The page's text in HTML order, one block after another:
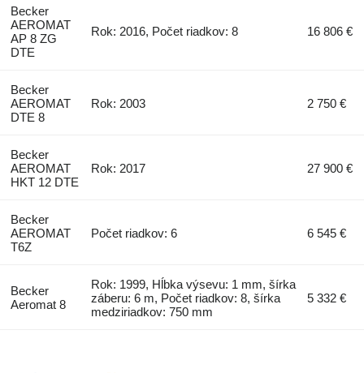
Becker
AEROMAT
AP 8 ZG
DTE
Rok: 2016, Počet riadkov: 8 16 806 €
Becker
AEROMAT
DTE 8
Rok: 2003 2 750 €
Becker
AEROMAT
HKT 12 DTE
Rok: 2017 27 900 €
Becker
AEROMAT
T6Z
Počet riadkov: 6 6 545 €
Becker
Aeromat 8
Rok: 1999, Hĺbka výsevu: 1 mm, šírka
záberu: 6 m, Počet riadkov: 8, šírka
medziriadkov: 750 mm
5 332 €